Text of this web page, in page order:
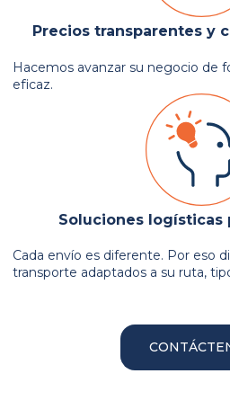
Precios transparentes y
Hacemos avanzar su negocio de
eficaz.
Soluciones logísticas
Cada envío es diferente. Por eso
transporte adaptados a su ruta,